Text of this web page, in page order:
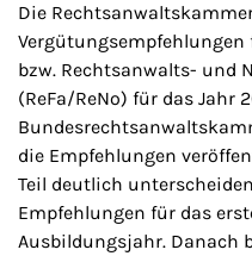
Die
bzw. Rechtsanwalts- und
(ReFa/ReNo) für das Jahr
die Empfehlungen
Teil deutlich
Empfehlungen für das
Ausbildungsjahr. Danach